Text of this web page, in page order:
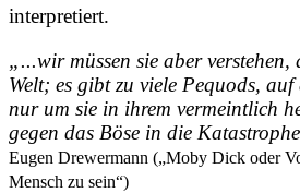
interpretiert.
„...wir müssen sie aber verstehen,
Welt; es gibt zu viele Pequods,
nur um sie in ihrem vermeintlich
gegen das Böse in die
Eugen Drewermann („Moby Dick oder
Mensch zu sein“)